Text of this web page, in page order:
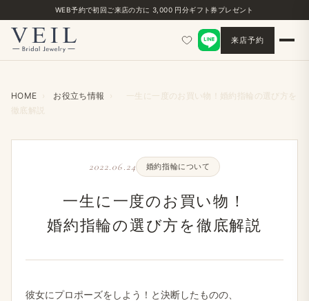
WEB予約で​初回ご来店の​方に​ 3,000 円分ギフト券プレゼント
来店予約
HOME › お役立ち情報 ›
一生に​一度の​お買い​物！​婚約指輪の​選び方を​
徹底解説
2022.06.24 婚約指輪に​ついて
一生に​一度の​お買い​物！​
婚約指輪の​選び方を​徹底解説
彼女に​プロポーズを​しよう！と​決断した​ものの、